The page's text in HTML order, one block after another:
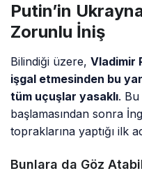
Putin’in
Zorunlu İniş
Bilindiği üzere,Vladimir
işgal etmesinden bu
tüm uçuşlar yasaklı.
başlamasından sonra
topraklarına yaptığı ilk
Bunlara da Göz